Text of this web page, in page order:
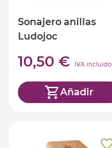
Sonajero anillas
Ludojoc
10,50 € IVA incluido
Añadir